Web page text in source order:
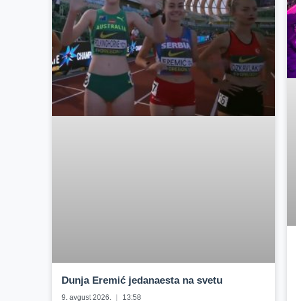
Dunja Eremić jedanaesta na svetu
9. avgust 2026. 13:58